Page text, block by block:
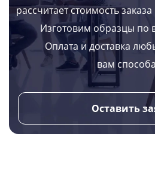
рассчитает стоимость
Изготовим образцы по
Оплата и доставка
вам
Оставить